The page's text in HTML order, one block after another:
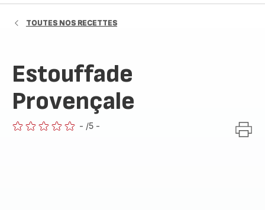
TOUTES NOS RECETTES
Estouffade
Provençale
- /5 -